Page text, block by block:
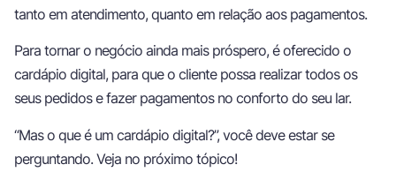
tanto em atendimento, quanto em relação aos pagamentos.
Para tornar o negócio ainda mais próspero, é oferecido o
cardápio digital, para que o cliente possa realizar todos os
seus pedidos e fazer pagamentos no conforto do seu lar.
“Mas o que é um cardápio digital?”, você deve estar se
perguntando. Veja no próximo tópico!